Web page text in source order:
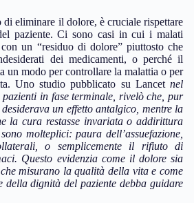
di eliminare il dolore, è cruciale rispettare
paziente. Ci sono casi in cui i malati
un “residuo di dolore” piuttosto che
dei medicamenti, o perché il
un modo per controllare la malattia o per
Uno studio pubblicato su Lancetnel
in fase terminale, rivelò che, pur
un effetto antalgico, mentre la
la cura restasse invariata o addirittura
molteplici: paura dell’assuefazione,
o semplicemente il rifiuto di
Questo evidenzia come il dolore sia
misurano la qualità della vita e come
dignità del paziente debba guidare